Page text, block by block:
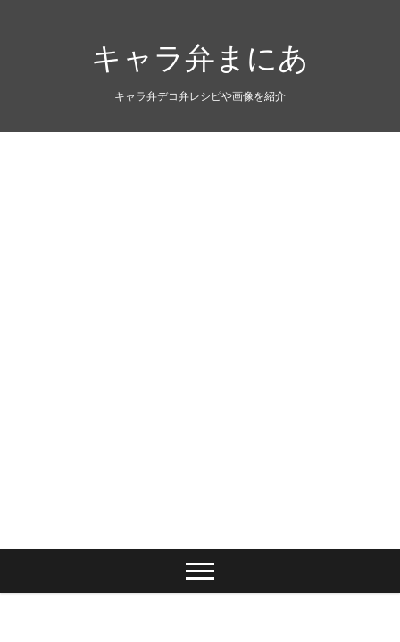
キャラ弁まにあ
キャラ弁デコ弁レシピや画像を紹介